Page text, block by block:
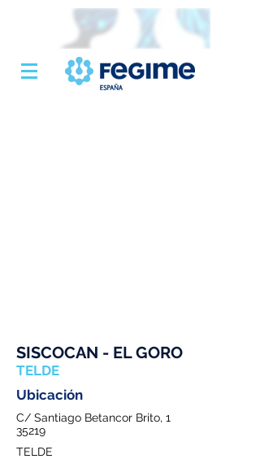
SISCOCAN - EL GORO
TELDE
Ubicación
C/ Santiago Betancor Brito, 1
35219
TELDE